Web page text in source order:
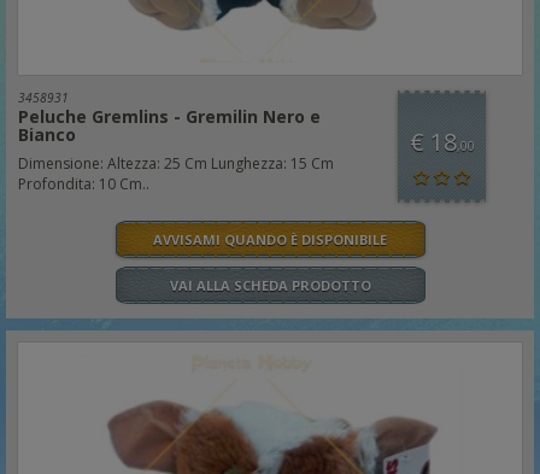
3458931
Peluche Gremlins - Gremilin Nero e
Bianco
Dimensione: Altezza: 25 Cm Lunghezza: 15 Cm
Profondita: 10 Cm..
€ 18,00
AVVISAMI QUANDO È DISPONIBILE
VAI ALLA SCHEDA PRODOTTO